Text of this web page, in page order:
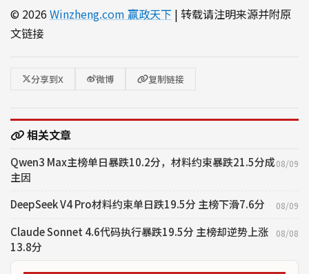
© 2026 Winzheng.com 赢政天下 | 转载请注明来源并附原
文链接
分享到X 微博 复制链接
相关文章
Qwen3 Max主榜单日暴跌10.2分，材料约束暴跌21.5分成
主因
08/09
DeepSeek V4 Pro材料约束单日跌19.5分 主榜下滑7.6分 08/09
Claude Sonnet 4.6代码执行暴跌19.5分 主榜却逆势上涨
13.8分
08/08